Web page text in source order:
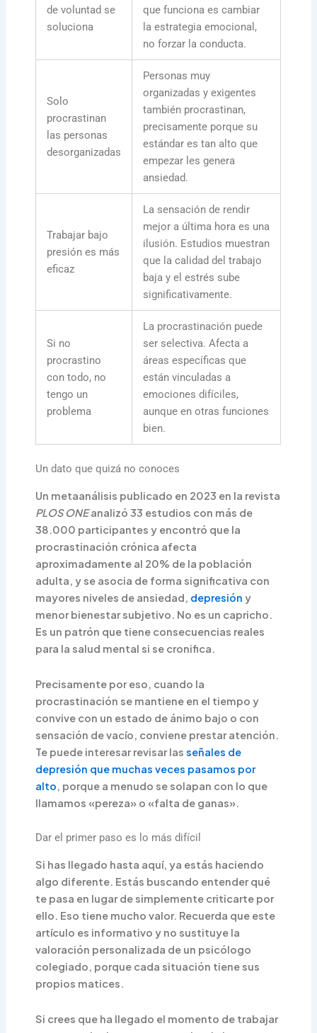
de voluntad se
soluciona
que funciona es cambiar
la estrategia emocional,
no forzar la conducta.
Solo
procrastinan
las personas
desorganizadas
Personas muy
organizadas y exigentes
también procrastinan,
precisamente porque su
estándar es tan alto que
empezar les genera
ansiedad.
Trabajar bajo
presión es más
eficaz
La sensación de rendir
mejor a última hora es una
ilusión. Estudios muestran
que la calidad del trabajo
baja y el estrés sube
significativamente.
Si no
procrastino
con todo, no
tengo un
problema
La procrastinación puede
ser selectiva. Afecta a
áreas específicas que
están vinculadas a
emociones difíciles,
aunque en otras funciones
bien.
Un dato que quizá no conoces
Un metaanálisis publicado en 2023 en la revista
PLOS ONEanalizó 33 estudios con más de
38.000 participantes y encontró que la
procrastinación crónica afecta
aproximadamente al 20% de la población
adulta, y se asocia de forma significativa con
mayores niveles de ansiedad, depresión y
menor bienestar subjetivo. No es un capricho.
Es un patrón que tiene consecuencias reales
para la salud mental si se cronifica.
Precisamente por eso, cuando la
procrastinación se mantiene en el tiempo y
convive con un estado de ánimo bajo o con
sensación de vacío, conviene prestar atención.
Te puede interesar revisar lasseñales de
depresión que muchas veces pasamos por
alto , porque a menudo se solapan con lo que
llamamos «pereza» o «falta de ganas».
Dar el primer paso es lo más difícil
Si has llegado hasta aquí, ya estás haciendo
algo diferente. Estás buscando entender qué
te pasa en lugar de simplemente criticarte por
ello. Eso tiene mucho valor. Recuerda que este
artículo es informativo y no sustituye la
valoración personalizada de un psicólogo
colegiado, porque cada situación tiene sus
propios matices.
Si crees que ha llegado el momento de trabajar